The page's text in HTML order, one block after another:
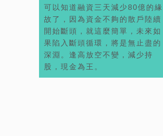
可以知道融資三天減少80億的緣
故了，因為資金不夠的散戶陸續
開始斷頭，就這麼簡單，未來如
果陷入斷頭循環，將是無止盡的
深淵。逢高放空不變，減少持
股，現金為王。